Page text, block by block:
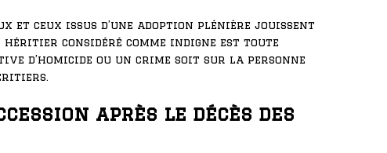
et ceux issus d’une adoption plénière jouissent
héritier considéré comme indigne est toute
d’homicide ou un crime soit sur la personne
après le décès des